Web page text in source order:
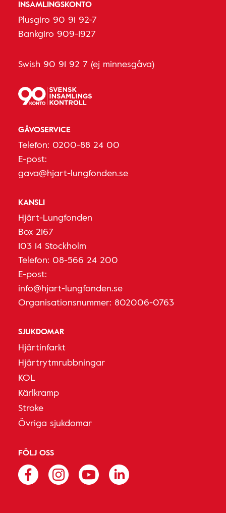
INSAMLINGSKONTO
Plusgiro 90 91 92-7
Bankgiro 909-1927
Swish 90 91 92 7 (ej minnesgåva)
GÅVOSERVICE
Telefon: 0200-88 24 00
E-post:
gava@hjart-lungfonden.se
KANSLI
Hjärt-Lungfonden
Box 2167
103 14 Stockholm
Telefon: 08-566 24 200
E-post:
info@hjart-lungfonden.se
Organisationsnummer: 802006-0763
SJUKDOMAR
Hjärtinfarkt
Hjärtrytmrubbningar
KOL
Kärlkramp
Stroke
Övriga sjukdomar
FÖLJ OSS